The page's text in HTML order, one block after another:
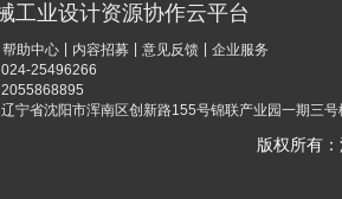
工业设计资源协作云平台
帮助中心 内容招募 意见反馈
企业服务
25496266
宁省沈阳市浑南区创新路155号锦联产业园一期三
版权所有